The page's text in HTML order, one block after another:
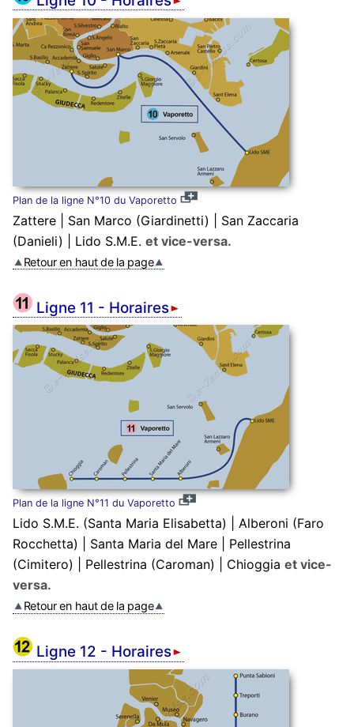
Plan de la ligne N°10 du Vaporetto
Zattere | San Marco (Giardinetti) | San Zaccaria
(Danieli) | Lido S.M.E. et vice-versa.
Retour en haut de la page
Ligne 11 - Horaires
Plan de la ligne N°11 du Vaporetto
Lido S.M.E. (Santa Maria Elisabetta) | Alberoni (Faro
Rocchetta) | Santa Maria del Mare | Pellestrina
(Cimitero) | Pellestrina (Caroman) | Chioggia et vice-
versa.
Retour en haut de la page
Ligne 12 - Horaires